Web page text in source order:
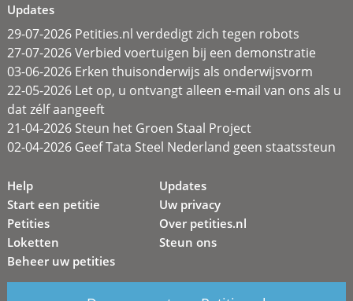
Updates
29-07-2026 Petities.nl verdedigt zich tegen robots
27-07-2026 Verbied voertuigen bij een demonstratie
03-06-2026 Erken thuisonderwijs als onderwijsvorm
22-05-2026 Let op, u ontvangt alleen e-mail van ons als u
dat zélf aangeeft
21-04-2026 Steun het Groen Staal Project
02-04-2026 Geef Tata Steel Nederland geen staatssteun
Help
Start een petitie
Petities
Loketten
Beheer uw petities
Updates
Uw privacy
Over petities.nl
Steun ons